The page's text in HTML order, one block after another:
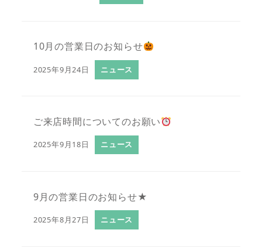
10月の営業日のお知らせ
2025年9月24日 ニュース
ご来店時間についてのお願い
2025年9月18日 ニュース
9月の営業日のお知らせ★
2025年8月27日 ニュース